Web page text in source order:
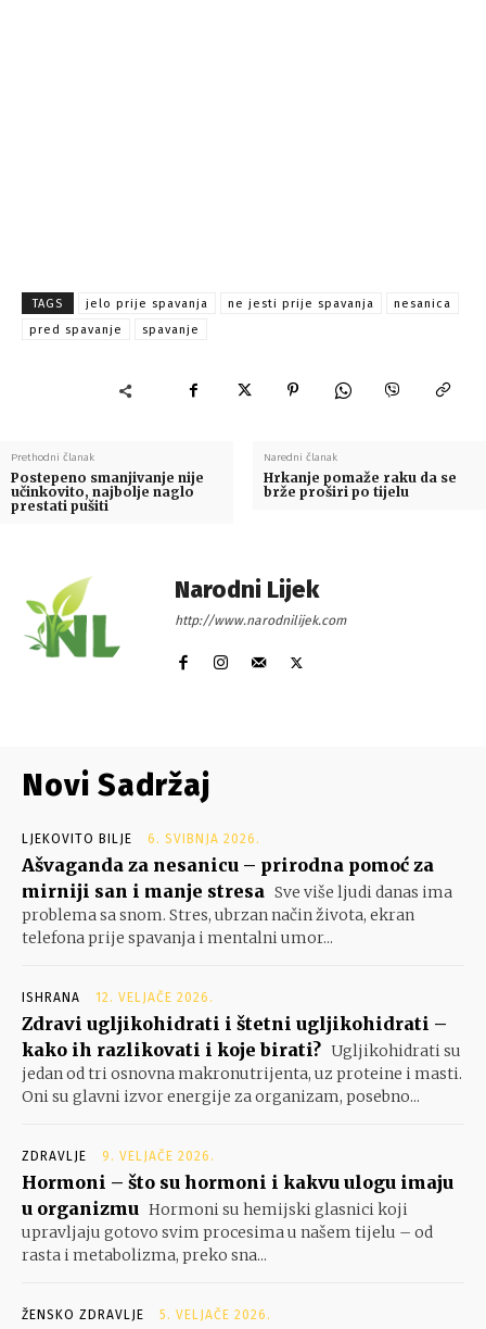
TAGS jelo prije spavanja ne jesti prije spavanja
nesanica
pred spavanje
spavanje
Prethodni članak
Postepeno smanjivanje nije
učinkovito, najbolje naglo
prestati pušiti
Naredni članak
Hrkanje pomaže raku da se
brže proširi po tijelu
Narodni Lijek
http://www.narodnilijek.com
Novi Sadržaj
LJEKOVITO BILJE 6. SVIBNJA 2026.
Ašvaganda za nesanicu – prirodna pomoć za
mirniji san i manje stresa Sve više ljudi danas ima
problema sa snom. Stres, ubrzan način života, ekran
telefona prije spavanja i mentalni umor...
ISHRANA 12. VELJAČE 2026.
Zdravi ugljikohidrati i štetni ugljikohidrati –
kako ih razlikovati i koje birati? Ugljikohidrati su
jedan od tri osnovna makronutrijenta, uz proteine i masti.
Oni su glavni izvor energije za organizam, posebno...
ZDRAVLJE 9. VELJAČE 2026.
Hormoni – što su hormoni i kakvu ulogu imaju
u organizmu Hormoni su hemijski glasnici koji
upravljaju gotovo svim procesima u našem tijelu – od
rasta i metabolizma, preko sna...
ŽENSKO ZDRAVLJE 5. VELJAČE 2026.